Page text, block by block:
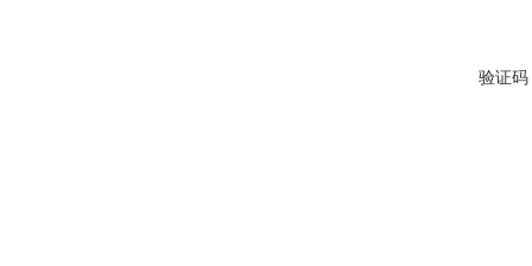
验证码